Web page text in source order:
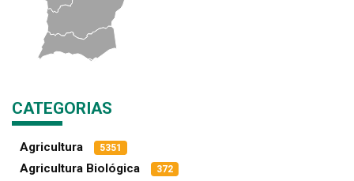
CATEGORIAS
Agricultura 5351
Agricultura Biológica 372